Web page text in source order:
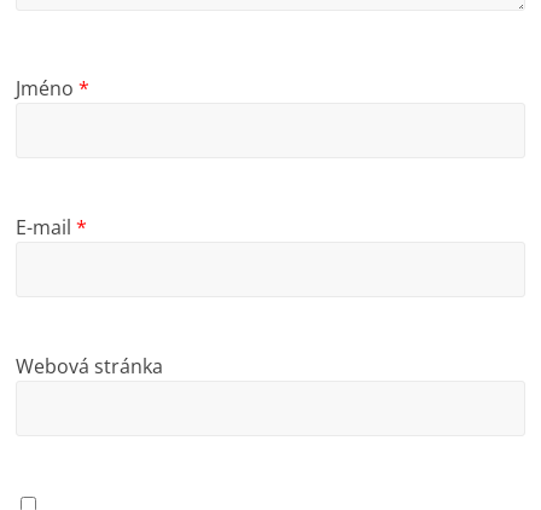
Jméno*
E-mail*
Webová stránka